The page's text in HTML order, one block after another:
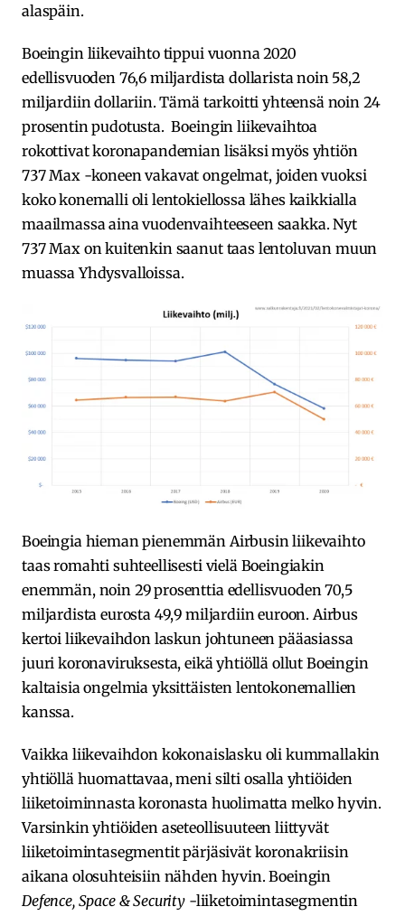
alaspäin.
Boeingin liikevaihto tippui vuonna 2020
edellisvuoden 76,6 miljardista dollarista noin 58,2
miljardiin dollariin. Tämä tarkoitti yhteensä noin 24
prosentin pudotusta. Boeingin liikevaihtoa
rokottivat koronapandemian lisäksi myös yhtiön
737 Max -koneen vakavat ongelmat, joiden vuoksi
koko konemalli oli lentokiellossa lähes kaikkialla
maailmassa aina vuodenvaihteeseen saakka. Nyt
737 Max on kuitenkin saanut taas lentoluvan muun
muassa Yhdysvalloissa.
Boeingia hieman pienemmän Airbusin liikevaihto
taas romahti suhteellisesti vielä Boeingiakin
enemmän, noin 29 prosenttia edellisvuoden 70,5
miljardista eurosta 49,9 miljardiin euroon. Airbus
kertoi liikevaihdon laskun johtuneen pääasiassa
juuri koronaviruksesta, eikä yhtiöllä ollut Boeingin
kaltaisia ongelmia yksittäisten lentokonemallien
kanssa.
Vaikka liikevaihdon kokonaislasku oli kummallakin
yhtiöllä huomattavaa, meni silti osalla yhtiöiden
liiketoiminnasta koronasta huolimatta melko hyvin.
Varsinkin yhtiöiden aseteollisuuteen liittyvät
liiketoimintasegmentit pärjäsivät koronakriisin
aikana olosuhteisiin nähden hyvin. Boeingin
Defence, Space & Security -liiketoimintasegmentin